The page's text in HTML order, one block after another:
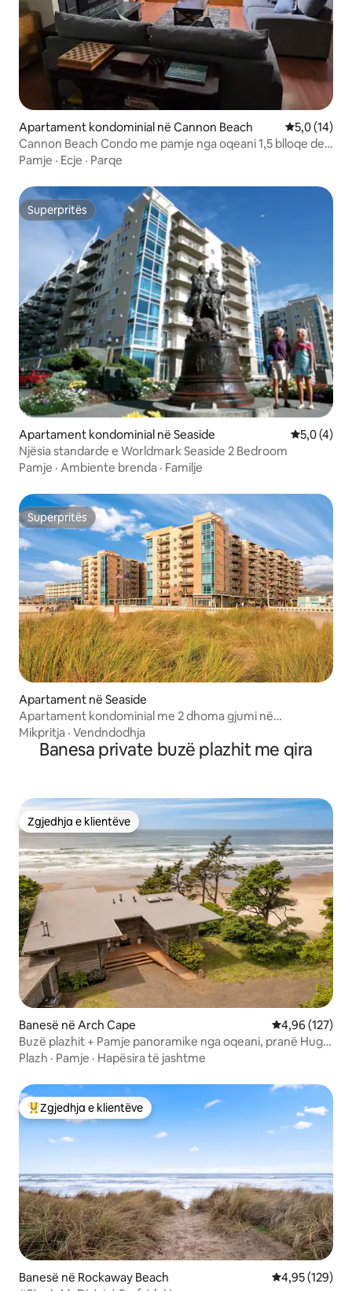
Apartament kondominial në Cannon Beach Vlerësimi
5,0 (14)
Cannon Beach Condo me pamje nga oqeani 1,5 blloqe deri
në plazh
Pamje · Ecje · Parqe
Superpritës
Superpritës
Apartament kondominial në Seaside Vlerësimi
5,0 (4)
Njësia standarde e Worldmark Seaside 2 Bedroom
Pamje · Ambiente brenda · Familje
Superpritës
Superpritës
Apartament në Seaside
Apartament kondominial me 2 dhoma gjumi në
WorldMark Seaside
Mikpritja · Vendndodhja
Banesa private buzë plazhit me qira
Zgjedhja e klientëve
Zgjedhja e klientëve
Banesë në Arch Cape Vlerësimi
4,96 (127)
Buzë plazhit + Pamje panoramike nga oqeani, pranë Hug
Point
Plazh · Pamje · Hapësira të jashtme
Më të mirat e zgjedhjeve të klientëve
Zgjedhja e klientëve
Banesë në Rockaway Beach Vlerësimi
4,95 (129)